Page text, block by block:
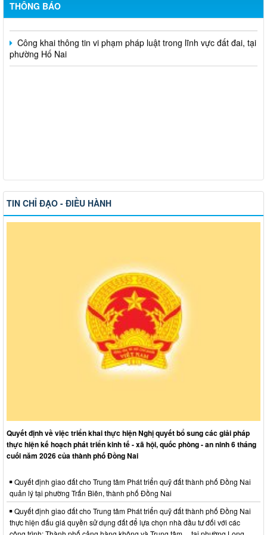
THÔNG BÁO
việc
Công khai thông tin vi phạm pháp luật trong lĩnh vực đất đai, tại
phường Hố Nai
TIN CHỈ ĐẠO - ĐIỀU HÀNH
Quyết định về việc triển khai thực hiện Nghị quyết bổ sung các giải pháp
thực hiện kế hoạch phát triển kinh tế - xã hội, quốc phòng - an ninh 6 tháng
cuối năm 2026 của thành phố Đồng Nai
Quyết định giao đất cho Trung tâm Phát triển quỹ đất thành phố Đồng Nai
quản lý tại phường Trấn Biên, thành phố Đồng Nai
Quyết định giao đất cho Trung tâm Phát triển quỹ đất thành phố Đồng Nai
thực hiện đấu giá quyền sử dụng đất để lựa chọn nhà đầu tư đối với các